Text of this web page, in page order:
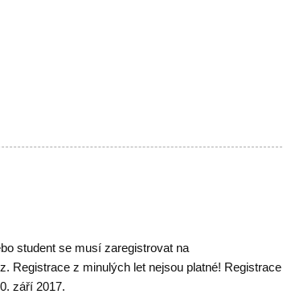
student se musí zaregistrovat na
Registrace z minulých let nejsou platné! Registrace
září 2017.